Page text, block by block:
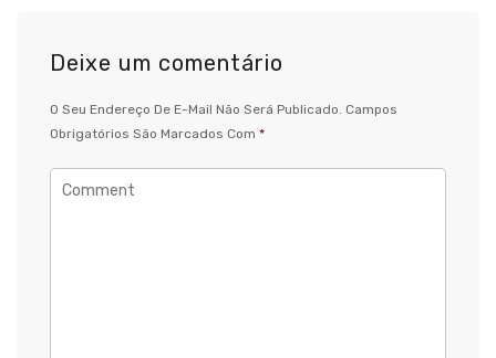
Deixe um comentário
O Seu Endereço De E-Mail Não Será Publicado. Campos
Obrigatórios São Marcados Com *